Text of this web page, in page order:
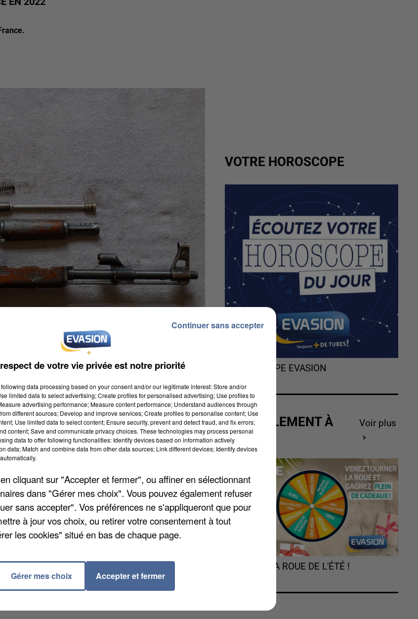
en France. Plus de 8.000 en tout,
guerre. On compte 30% de ces saisies qui
Cette augmentation ne signifie pas
que les autorités sont plus actives.
VOTRE HOROSCOPE
L'HOROSCOPE EVASION
ACTUELLEMENT À
GAGNER
Voir plus
TOURNEZ LA ROUE DE L'ÉTÉ !
de votre vie privée est notre priorité
data processing based on your consent and/or our legitimate interest: Store and/or
limited data to select advertising; Create profiles for personalised advertising; Use profiles to
advertising performance; Measure content performance; Understand audiences through
different sources; Develop and improve services; Create profiles to personalise content; Use
Use limited data to select content; Ensure security, prevent and detect fraud, and fix errors;
content; Save and communicate privacy choices. These technologies may process personal
data to offer following functionalities: Identify devices based on information actively
data; Match and combine data from other data sources; Link different devices; Identify devices
cliquant sur "Accepter et fermer", ou affiner en sélectionnant
dans "Gérer mes choix". Vous pouvez également refuser
sans accepter". Vos préférences ne s'appliqueront que pour
à jour vos choix, ou retirer votre consentement à tout
les cookies" situé en bas de chaque page.
Gérer mes choix Accepter et fermer
Continuer sans accepter